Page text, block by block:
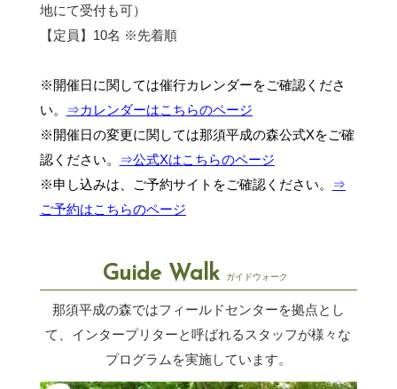
地にて受付も可）
【定員】10名 ※先着順
※開催日に関しては催行カレンダーをご確認くださ
い。
⇒カレンダーはこちらのページ
※開催日の変更に関しては那須平成の森公式Xをご確
認ください。
⇒公式Xはこちらのページ
※申し込みは、ご予約サイトをご確認ください。
⇒
ご予約はこちらのページ
Guide Walk ガイドウォーク
那須平成の森ではフィールドセンターを拠点とし
て、インタープリターと呼ばれるスタッフが様々な
プログラムを実施しています。